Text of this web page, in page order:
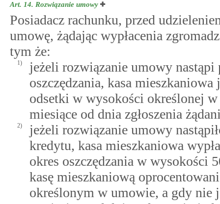
Art. 14. Rozwiązanie umowy
Posiadacz rachunku, przed
umowę, żądając wypłacenia
tym że:
1)
jeżeli rozwiązanie umowy
oszczędzania, kasa
odsetki w wysokości określonej
miesiące od dnia zgłoszenia
2)
jeżeli rozwiązanie umowy
kredytu, kasa mieszkaniowa
okres oszczędzania w wysokości
kasę mieszkaniową
określonym w umowie, a gdy nie